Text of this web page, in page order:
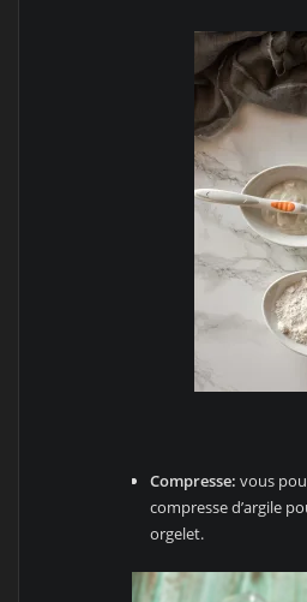
Compresse: vous
compresse d’argile
orgelet.